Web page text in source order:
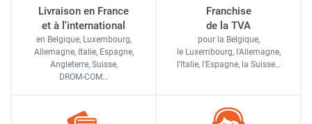
Livraison en France
et à l'international
en Belgique, Luxembourg,
Allemagne, Italie, Espagne,
Angleterre, Suisse,
DROM-COM…
Franchise
de la TVA
pour la Belgique,
le Luxembourg, l'Allemagne,
l'Italie, l'Espagne, la Suisse…